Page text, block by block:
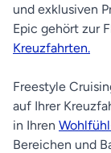
und exklusiven
Epic gehört zur
Kreuzfahrten.
Freestyle
auf Ihrer
in Ihren
Bereichen und